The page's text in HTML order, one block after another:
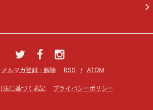
メルマガ登録・解除 RSS / ATOM
法に基づく表記 プライバシーポリシー